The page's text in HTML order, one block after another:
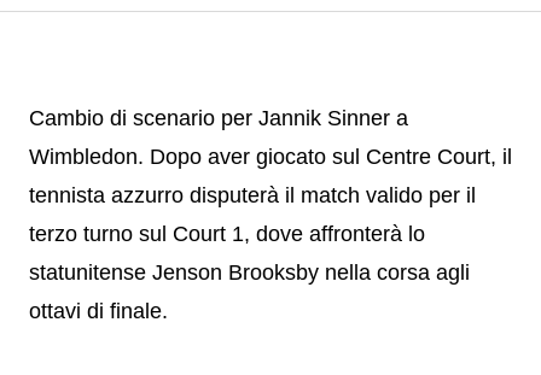
Cambio di scenario per Jannik Sinner a
Wimbledon. Dopo aver giocato sul Centre Court, il
tennista azzurro disputerà il match valido per il
terzo turno sul Court 1, dove affronterà lo
statunitense Jenson Brooksby nella corsa agli
ottavi di finale.